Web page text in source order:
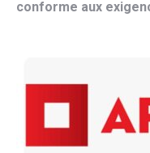
conforme aux